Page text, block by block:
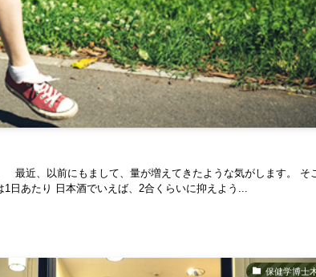
最近、以前にもまして、量が増えてきたような気がします。 そ
あたり 日本酒でいえば、2合くらいに抑えよう...
保健学博士